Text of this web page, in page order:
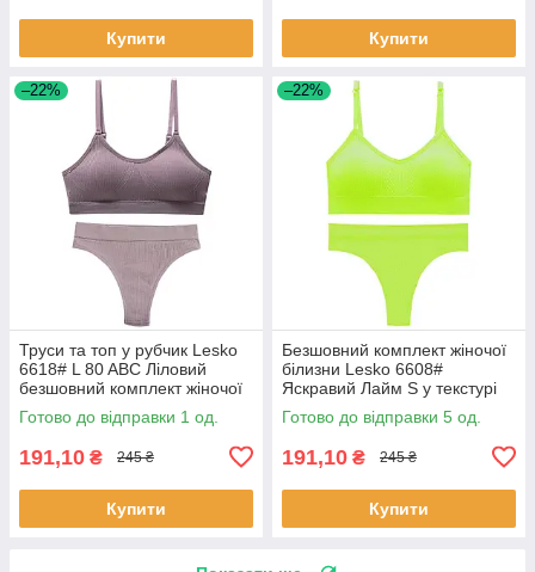
Купити Купити
–22%
Труси та топ у рубчик Lesko
6618# L 80 ABC Ліловий
безшовний комплект жіночої
білизни 1 шт.
Готово до відправки 1 од.
191,10 ₴ 245 ₴
Купити
–22%
Безшовний комплект жіночої
білизни Lesko 6608#
Яскравий Лайм S у текстурі
косичка труси та топ 5 шт.
Готово до відправки 5 од.
191,10 ₴ 245 ₴
Купити